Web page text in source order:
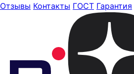
Отзывы Контакты ГОСТ Гарантия